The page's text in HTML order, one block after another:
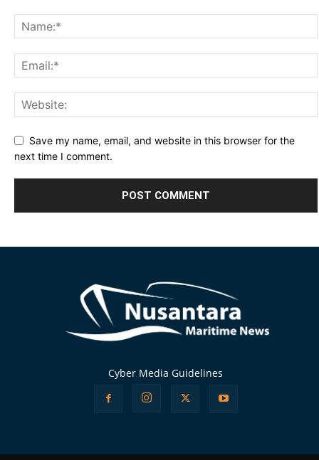
Save my name, email, and website in this browser for the
next time I comment.
Cyber Media Guidelines